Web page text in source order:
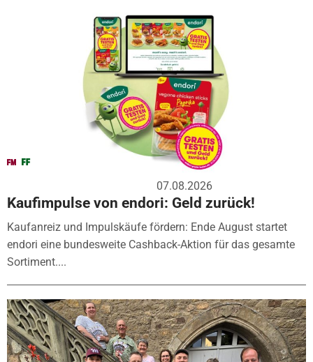
07.08.2026
Kaufimpulse von endori: Geld zurück!
Kaufanreiz und Impulskäufe fördern: Ende August startet
endori eine bundesweite Cashback-Aktion für das gesamte
Sortiment....